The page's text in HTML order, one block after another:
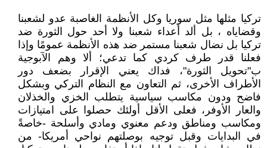
تركيا مثلها مثل سوريا وكل الأنظمة الغاصبة عدو لشعبنا
وقضاياه ، بل ألد أعداء شعبنا ولا أحد حول الثورة ضد
تركيا بل نضال شعبنا مستمر ضد هذه الأنظمة عمومًا وإذا
فعلنا قدر طرف كردي كما تدعي؛ ألا وهم الآبوجية
ب"تحويل الثورة"، فداك يعني الإقرار بضعف دور
الأطراف الأخرى، ثم التعاون مع النظام التركي وبشكل
فاضح ودون مكاسب سياسية يتطلب الخزي والخذلان
والعار الأوفر، فعلى الأقل أولئك حصلوا على امتيازات
ومكاسب ومناطق ودعم معنوي ومادي وأسلحة -خاصةً
في البدايات وقبل توجيه بوصلتهم نواحي أمريكا- من